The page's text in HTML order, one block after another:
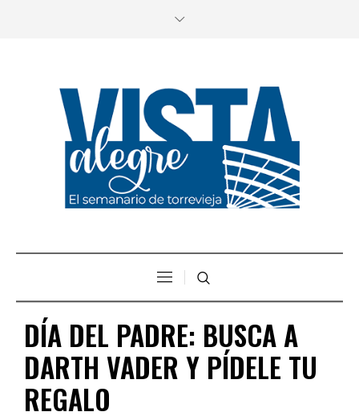
DÍA DEL PADRE: BUSCA A
DARTH VADER Y PÍDELE TU
REGALO